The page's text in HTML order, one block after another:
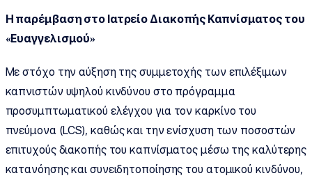
Η παρέμβαση στο Ιατρείο Διακοπής Καπνίσματος του
«Ευαγγελισμού»
Με στόχο την αύξηση της συμμετοχής των επιλέξιμων
καπνιστών υψηλού κινδύνου στο πρόγραμμα
προσυμπτωματικού ελέγχου για τον καρκίνο του
πνεύμονα (LCS), καθώς και την ενίσχυση των ποσοστών
επιτυχούς διακοπής του καπνίσματος μέσω της καλύτερης
κατανόησης και συνειδητοποίησης του ατομικού κινδύνου,